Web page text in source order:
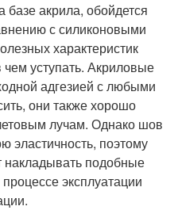
базе акрила, обойдется
с силиконовыми
характеристик
чем уступать. Акриловые
адгезией с любыми
они также хорошо
лучам. Однако шов
эластичность, поэтому
подобные
эксплуатации